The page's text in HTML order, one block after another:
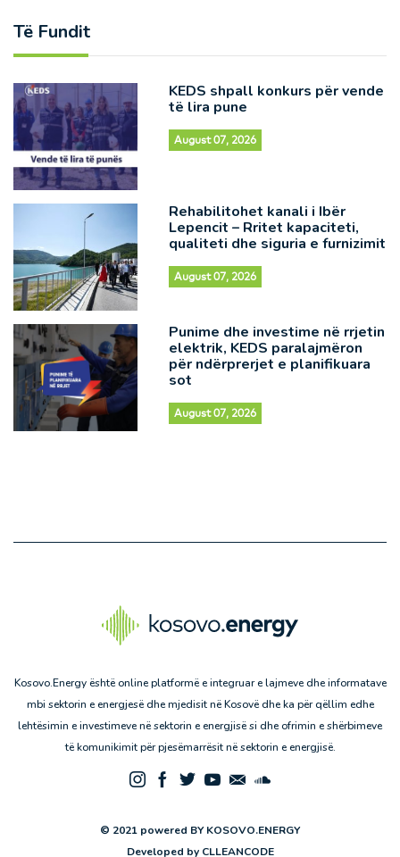
Të Fundit
KEDS shpall konkurs për vende
të lira pune
August 07, 2026
Rehabilitohet kanali i Ibër
Lepencit – Rritet kapaciteti,
qualiteti dhe siguria e furnizimit
August 07, 2026
Punime dhe investime në rrjetin
elektrik, KEDS paralajmëron
për ndërprerjet e planifikuara
sot
August 07, 2026
Kosovo.Energy është online platformë e integruar e lajmeve dhe informatave
mbi sektorin e energjesë dhe mjedisit në Kosovë dhe ka për qëllim edhe
lehtësimin e investimeve në sektorin e energjisë si dhe ofrimin e shërbimeve
të komunikimit për pjesëmarrësit në sektorin e energjisë.
© 2021 powered BY KOSOVO.ENERGY
Developed by CLLEANCODE